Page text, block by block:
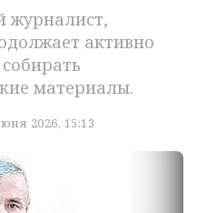
журналист,
активно
материалы.
2026, 15:13